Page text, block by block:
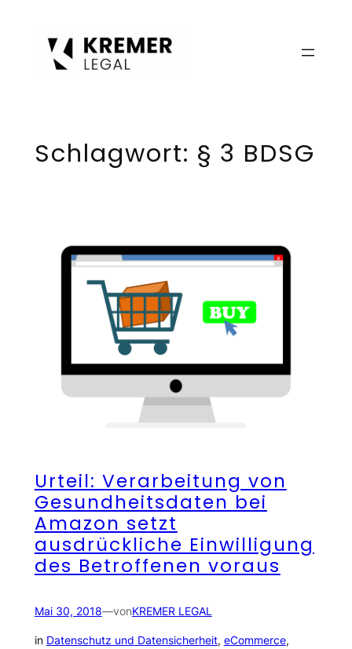
Schlagwort: § 3 BDSG
Urteil: Verarbeitung von
Gesundheitsdaten bei
Amazon setzt
ausdrückliche Einwilligung
des Betroffenen voraus
Mai 30, 2018—vonKREMER LEGAL
in Datenschutz und Datensicherheit, eCommerce